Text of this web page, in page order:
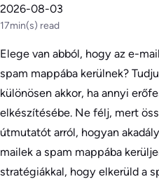
2026-08-03
17min(s) read
Elege van abból, hogy az e-
spam mappába kerülnek?
különösen akkor, ha annyi
elkészítésébe. Ne félj, mert
útmutatót arról, hogyan
mailek a spam mappába
stratégiákkal, hogy elkerüld a